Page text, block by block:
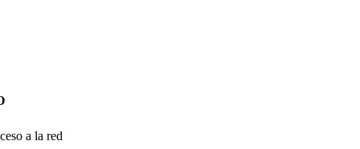
a la red